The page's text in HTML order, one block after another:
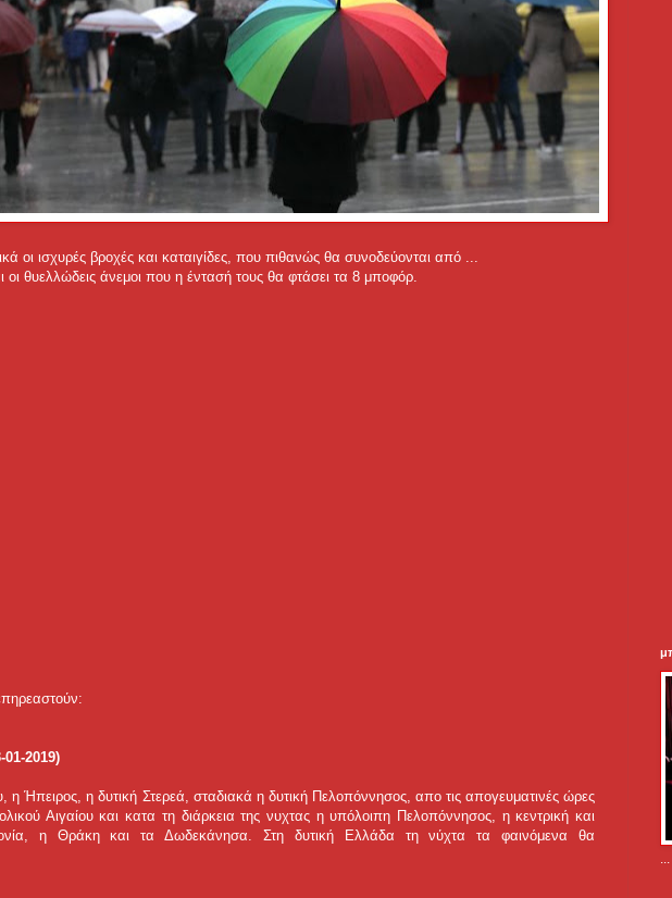
οι ισχυρές βροχές και καταιγίδες, που πιθανώς θα συνοδεύονται από ...
οι θυελλώδεις άνεμοι που η έντασή τους θα φτάσει τα 8 μποφόρ.
01-2019)
η Ήπειρος, η δυτική Στερεά, σταδιακά η δυτική Πελοπόννησος, απο τις απογευματινές ώρες
Αιγαίου και κατα τη διάρκεια της νυχτας η υπόλοιπη Πελοπόννησος, η κεντρική και
η Θράκη και τα Δωδεκάνησα. Στη δυτική Ελλάδα τη νύχτα τα φαινόμενα θα